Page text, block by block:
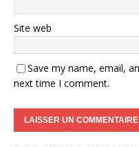
Site web
Save my name, email,
next time I comment.